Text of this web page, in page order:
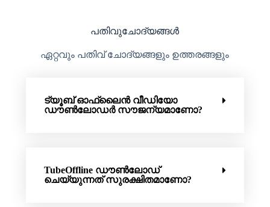
പതിവുചോദ്യങ്ങൾ
ഏറ്റവും പതിവ് ചോദ്യങ്ങളും ഉത്തരങ്ങളും
ട്യൂബ് ഓഫ്‌ലൈൻ വീഡിയോ
ഡൗൺലോഡർ സൗജന്യമാണോ?
TubeOffline ഡൗൺലോഡ്
ചെയ്യുന്നത് സുരക്ഷിതമാണോ?